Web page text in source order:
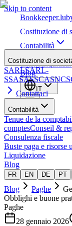
Skip to content
Bookkeeper.lu
Costituzione di
Contabilità
Consulenza
umane
Blog
IT
Costituzione di
SARLSARL-
SSASASSCASNC
Contattaci
Contabilità
Tenue de la
comptesConseil &
Consulenza fiscale
Buste paga e risorse
Liquidazione
Blog
FR EN DE PT
Blog Paghe
Obblighi e buone
Paghe
28 gennaio 2026